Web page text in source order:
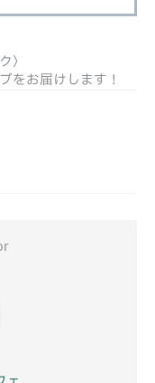
〉
をお届けします！